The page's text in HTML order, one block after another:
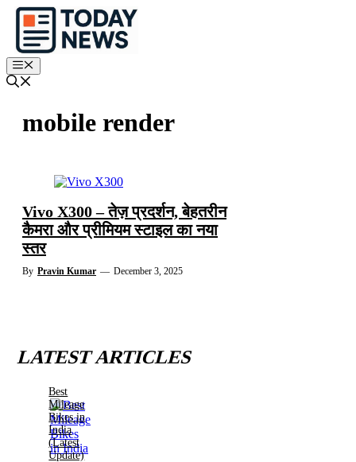
Skip
content
Menu
mobile render
Vivo X300 – तेज़ प्रदर्शन, बेहतरीन
कैमरा और प्रीमियम स्टाइल का नया
स्तर
By Pravin Kumar — December 3, 2025
LATEST ARTICLES
Best
Mileage
Bikes in
India
(Latest
Update)